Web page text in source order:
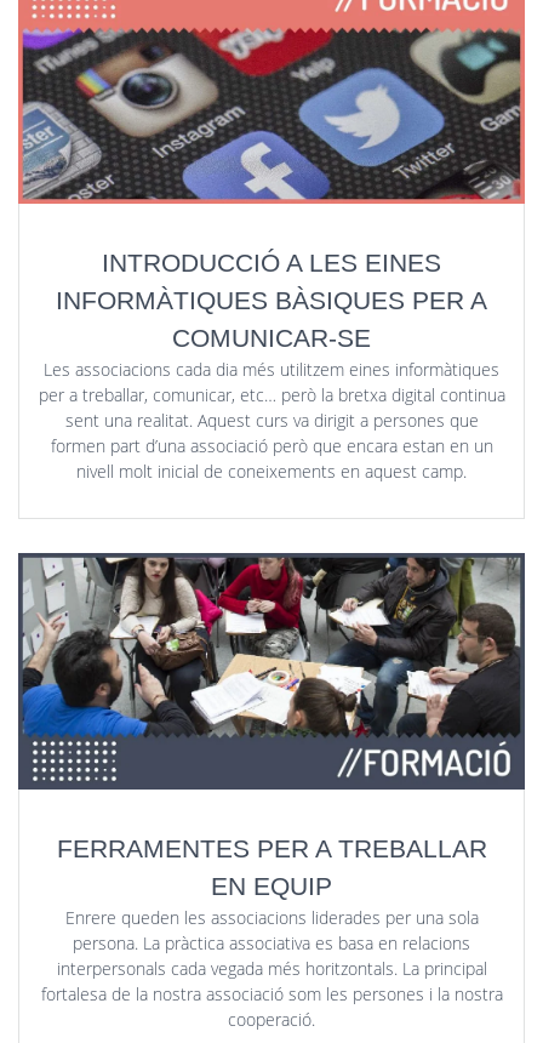
INTRODUCCIÓ A LES EINES
INFORMÀTIQUES BÀSIQUES PER A
COMUNICAR-SE
Les associacions cada dia més utilitzem eines informàtiques
per a treballar, comunicar, etc… però la bretxa digital continua
sent una realitat. Aquest curs va dirigit a persones que
formen part d’una associació però que encara estan en un
nivell molt inicial de coneixements en aquest camp.
FERRAMENTES PER A TREBALLAR
EN EQUIP
Enrere queden les associacions liderades per una sola
persona. La pràctica associativa es basa en relacions
interpersonals cada vegada més horitzontals. La principal
fortalesa de la nostra associació som les persones i la nostra
cooperació.